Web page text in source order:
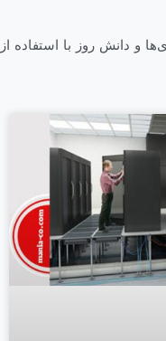
و دانش روز با استفاده از